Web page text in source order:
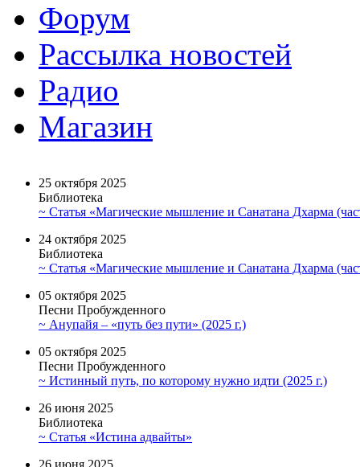
Форум
Рассылка новостей
Радио
Магазин
25 октября 2025
Библиотека
~ Статья «Магические мышление и Санатана Дхарма
24 октября 2025
Библиотека
~ Статья «Магические мышление и Санатана Дхарма
05 октября 2025
Песни Пробужденного
~ Анупайя – «путь без пути» (2025 г.)
05 октября 2025
Песни Пробужденного
~ Истинный путь, по которому нужно идти (2025 г.)
26 июня 2025
Библиотека
~ Статья «Истина адвайты»
26 июня 2025